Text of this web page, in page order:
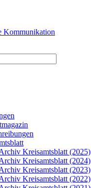
Kommunikation
Kreisamtsblatt (2025)
Kreisamtsblatt (2024)
Kreisamtsblatt (2023)
Kreisamtsblatt (2022)